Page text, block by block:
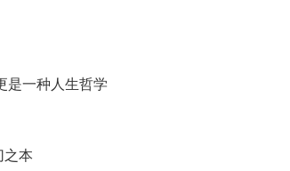
是一种人生哲学
之本